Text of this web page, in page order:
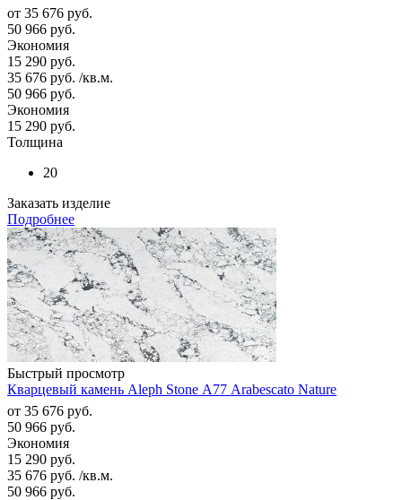
от 35 676 руб.
50 966 руб.
Экономия
15 290 руб.
35 676 руб. /кв.м.
50 966 руб.
Экономия
15 290 руб.
Толщина
20
Заказать изделие
Подробнее
Быстрый просмотр
Кварцевый камень Aleph Stone А77 Arabescato Nature
от 35 676 руб.
50 966 руб.
Экономия
15 290 руб.
35 676 руб. /кв.м.
50 966 руб.